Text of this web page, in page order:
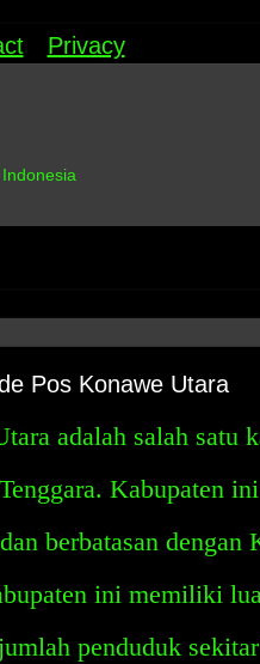
Privacy
Pos Konawe Utara
adalah salah satu
Kabupaten
berbatasan
ini memiliki
penduduk